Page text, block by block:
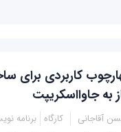
کاربردی برای
به جاوااسکریپت
آقاجانی کارگاه برنامه